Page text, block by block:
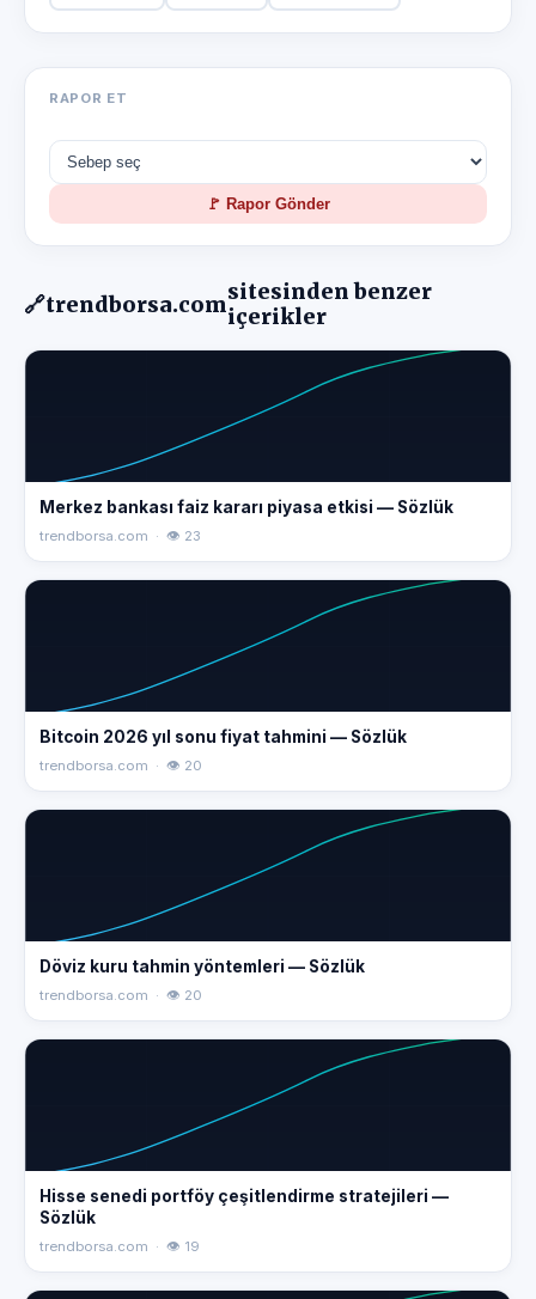
RAPOR ET
🚩 Rapor Gönder
🔗trendborsa.comsitesinden benzer
içerikler
Merkez bankası faiz kararı piyasa etkisi — Sözlük
trendborsa.com · 👁 23
Bitcoin 2026 yıl sonu fiyat tahmini — Sözlük
trendborsa.com · 👁 20
Döviz kuru tahmin yöntemleri — Sözlük
trendborsa.com · 👁 20
Hisse senedi portföy çeşitlendirme stratejileri —
Sözlük
trendborsa.com · 👁 19